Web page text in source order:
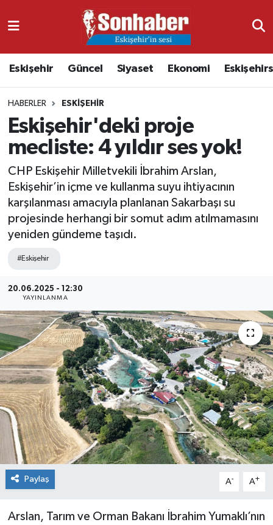
Eskişehir Güncel Siyaset Ekonomi
HABERLER ESKIŞEHIR
Eskişehir'deki proje
mecliste: 4 yıldır ses yok!
CHP Eskişehir Milletvekili İbrahim Arslan,
Eskişehir’in içme ve kullanma suyu ihtiyacının
karşılanması amacıyla planlanan Sakarbaşı su
projesinde herhangi bir somut adım atılmamasını
yeniden gündeme taşıdı.
#Eskişehir
20.06.2025 - 12:30
YAYINLANMA
Paylaş A- A+
Arslan, Tarım ve Orman Bakanı İbrahim Yumaklı’nın
Ekonomi
Güncel
Kültür & Sanat
Magazin
Resmi İlanlar
Sağlık
Siyaset
Spor
Nöbetçi Eczaneler
Namaz Vakitleri
Trafik Durumu
Süper Lig Puan Durumu ve Fikstür
Tüm Manşetler
Son Dakika Haberleri
Haber Arşivi